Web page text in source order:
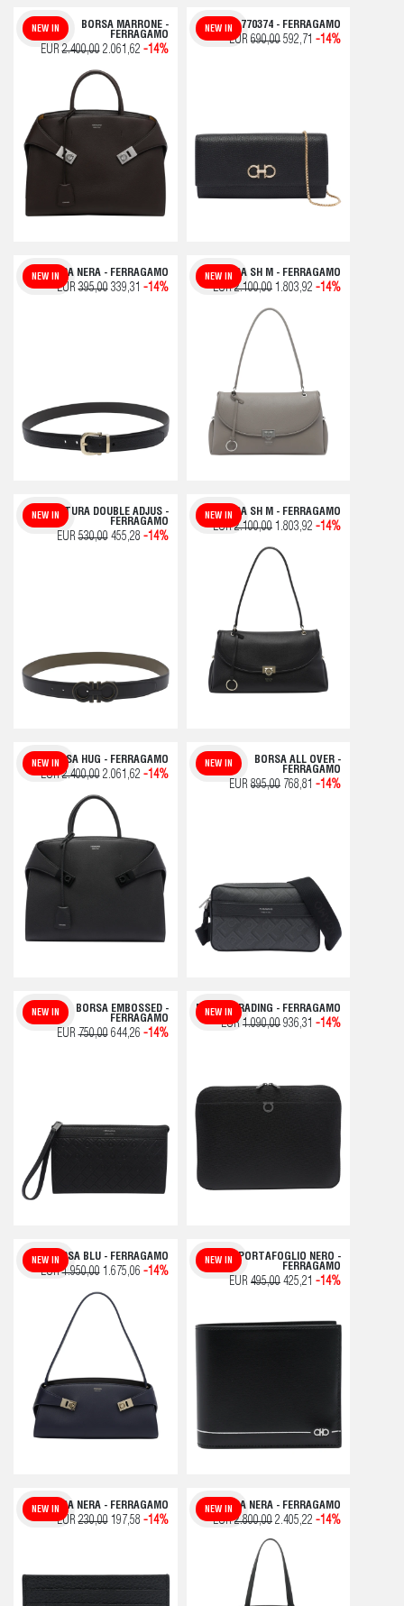
BORSA MARRONE -
FERRAGAMO
NEW IN
EUR2.400,002.061,62 -14%
BORSA 770374 - FERRAGAMO
NEW IN
EUR 690,00 592,71 -14%
CINTURA NERA - FERRAGAMO
NEW IN
EUR395,00339,31 -14%
BORSA SH M - FERRAGAMO
NEW IN
EUR2.100,00 1.803,92 -14%
CINTURA DOUBLE ADJUS -
FERRAGAMO
NEW IN
EUR530,00455,28 -14%
BORSA SH M - FERRAGAMO
NEW IN
EUR2.100,00 1.803,92 -14%
BORSA HUG - FERRAGAMO
NEW IN
EUR2.400,002.061,62 -14%
BORSA ALL OVER -
FERRAGAMO
NEW IN
EUR 895,00 768,81 -14%
BORSA EMBOSSED -
FERRAGAMO
NEW IN
EUR750,00644,26 -14%
BORSA TRADING - FERRAGAMO
NEW IN
EUR 1.090,00 936,31 -14%
BORSA BLU - FERRAGAMO
NEW IN
EUR1.950,001.675,06 -14%
PORTAFOGLIO NERO -
FERRAGAMO
NEW IN
EUR 495,00 425,21 -14%
BORSA NERA - FERRAGAMO
NEW IN
EUR230,00197,58 -14%
BORSA NERA - FERRAGAMO
NEW IN
EUR2.800,00 2.405,22 -14%